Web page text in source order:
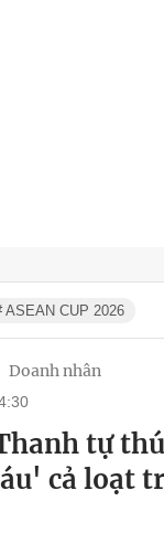
ASEAN CUP 2026
Doanh nhân
tự
cả loạt